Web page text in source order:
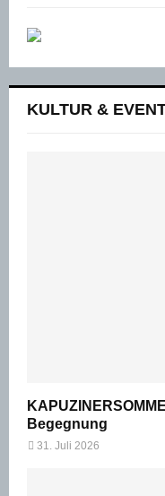
KULTUR &
Begegnung
31. Juli 2026